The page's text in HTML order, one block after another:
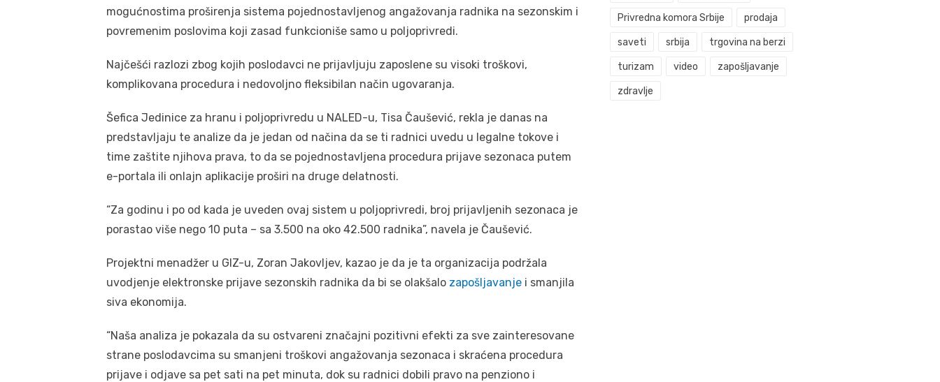
mogućnostima proširenja sistema pojednostavljenog angažovanja radnika na sezonskim i
povremenim poslovima koji zasad funkcioniše samo u poljoprivredi.
Najčešći razlozi zbog kojih poslodavci ne prijavljuju zaposlene su visoki troškovi,
komplikovana procedura i nedovoljno fleksibilan način ugovaranja.
Šefica Jedinice za hranu i poljoprivredu u NALED-u, Tisa Čaušević, rekla je danas na
predstavljaju te analize da je jedan od načina da se ti radnici uvedu u legalne tokove i
time zaštite njihova prava, to da se pojednostavljena procedura prijave sezonaca putem
e-portala ili onlajn aplikacije proširi na druge delatnosti.
“Za godinu i po od kada je uveden ovaj sistem u poljoprivredi, broj prijavljenih sezonaca je
porastao više nego 10 puta – sa 3.500 na oko 42.500 radnika”, navela je Čaušević.
Projektni menadžer u GIZ-u, Zoran Jakovljev, kazao je da je ta organizacija podržala
uvodjenje elektronske prijave sezonskih radnika da bi se olakšalo zapošljavanje i smanjila
siva ekonomija.
“Naša analiza je pokazala da su ostvareni značajni pozitivni efekti za sve zainteresovane
strane poslodavcima su smanjeni troškovi angažovanja sezonaca i skraćena procedura
prijave i odjave sa pet sati na pet minuta, dok su radnici dobili pravo na penziono i
Privredna komora Srbije prodaja
saveti srbija trgovina na berzi
turizam video zapošljavanje
zdravlje